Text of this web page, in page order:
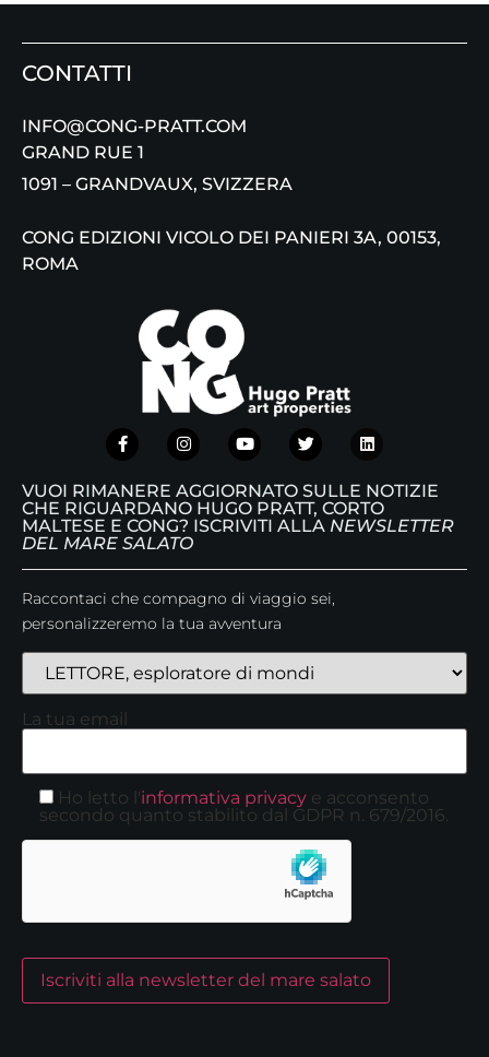
CONTATTI
INFO@CONG-PRATT.COM
GRAND RUE 1
1091 – GRANDVAUX, SVIZZERA
CONG EDIZIONI VICOLO DEI PANIERI 3A, 00153,
ROMA
VUOI RIMANERE AGGIORNATO SULLE NOTIZIE
CHE RIGUARDANO HUGO PRATT, CORTO
MALTESE E CONG? ISCRIVITI ALLA NEWSLETTER
DEL MARE SALATO
Raccontaci che compagno di viaggio sei,
personalizzeremo la tua avventura
La tua email
Ho letto l'informativa privacy e acconsento
secondo quanto stabilito dal GDPR n. 679/2016.